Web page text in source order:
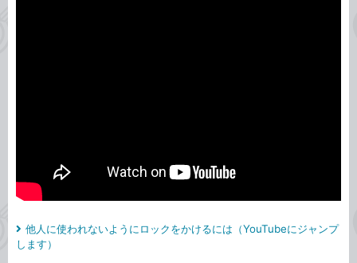
他人に使われないようにロックをかけるには（YouTubeにジャンプ
します）